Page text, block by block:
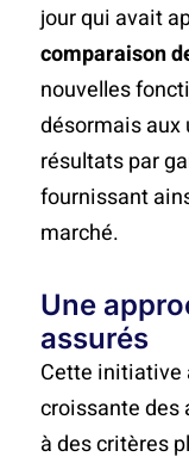
jour qui avait
comparaison
nouvelles
désormais aux
résultats par
fournissant
marché.
Une
assurés
Cette initiative
croissante des
à des critères